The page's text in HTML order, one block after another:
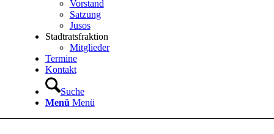
Vorstand
Satzung
Jusos
Stadtratsfraktion
Mitglieder
Termine
Kontakt
Suche
Menü Menü